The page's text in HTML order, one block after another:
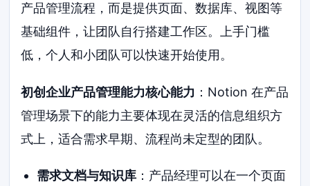
产品管理流程，而是提供页面、数据库、视图等
基础组件，让团队自行搭建工作区。上手门槛
低，个人和小团队可以快速开始使用。
初创企业产品管理能力核心能力 ：Notion 在产品
管理场景下的能力主要体现在灵活的信息组织方
式上，适合需求早期、流程尚未定型的团队。
需求文档与知识库：产品经理可以在一个页面